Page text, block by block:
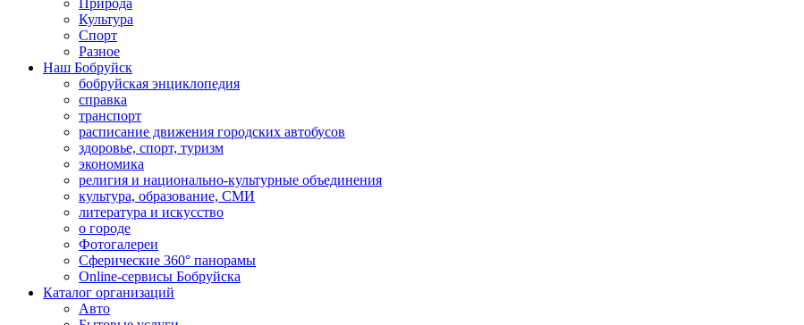
Природа
Культура
Спорт
Разное
Наш Бобруйск
бобруйская энциклопедия
справка
транспорт
расписание движения городских автобусов
здоровье, спорт, туризм
экономика
религия и национально-культурные объединения
культура, образование, СМИ
литература и искусство
о городе
Фотогалереи
Сферические 360° панорамы
Online-сервисы Бобруйска
Каталог организаций
Авто